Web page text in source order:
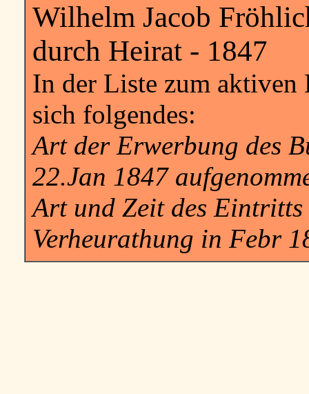
Wilhelm Jacob
durch Heirat - 1847
In der Liste zum
sich folgendes:
Art der Erwerbung des
22.Jan 1847
Art und Zeit des
Verheurathung in Febr